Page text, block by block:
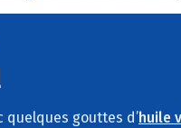
gouttes d’huile